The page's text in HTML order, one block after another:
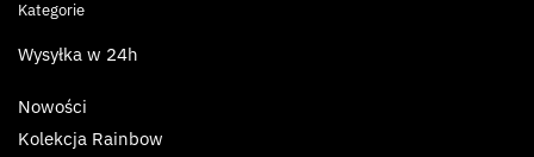
Kategorie
Wysyłka w 24h
Nowości
Kolekcja Rainbow